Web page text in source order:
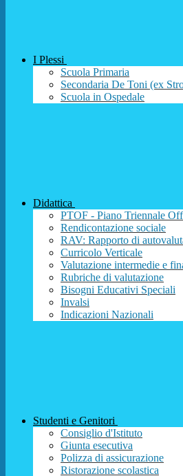
I Plessi
Scuola Primaria
Secondaria De Toni (ex
Scuola in Ospedale
Didattica
PTOF - Piano Triennale
Rendicontazione sociale
RAV: Rapporto di
Curricolo Verticale
Valutazione intermedie e
Rubriche di valutazione
Bisogni Educativi Speciali
Invalsi
Indicazioni Nazionali
Studenti e Genitori
Consiglio d'Istituto
Giunta esecutiva
Polizza di assicurazione
Ristorazione scolastica